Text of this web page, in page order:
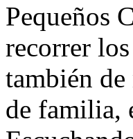
Pequeños
recorrer
también de
de familia,